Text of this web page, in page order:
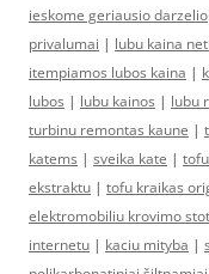
ieskome geriausio darzelio
privalumai | lubu kaina
itempiamos lubos kaina |
lubos | lubu kainos | lubu
turbinu remontas kaune |
katems | sveika kate |
ekstraktu | tofu kraikas
elektromobiliu krovimo
internetu | kaciu mityba |